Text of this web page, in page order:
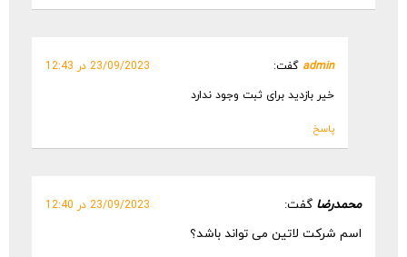
admin گفت: 23/09/2023 در 12:43
خیر بازدید برای ثبت وجود ندارد
پاسخ
محمدرضا گفت: 23/09/2023 در 12:40
اسم شرکت لاتین می تواند باشد؟